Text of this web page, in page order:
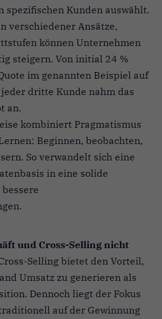
spezifischen Kunden auswählt.
verschiedener Ansätze,
können Unternehmen
steigern. Von initial 24 %
im genannten Beispiel auf
dritte Kunde nahm das
an.
kombiniert Pragmatismus
Beginnen, beobachten,
So verwandelt sich eine
in eine solide
und Cross-Selling nicht
Selling bietet den Vorteil,
Umsatz zu generieren als
Dennoch liegt der Fokus
auf der Gewinnung